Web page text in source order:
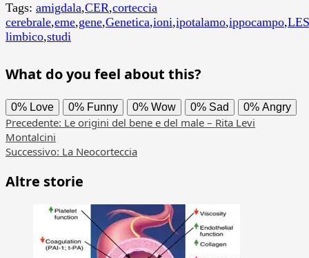
Tags: amigdala,CER,corteccia
cerebrale,eme,gene,Genetica,ioni,ipotalamo,ippocampo,LES
limbico,studi
What do you feel about this?
0% Love 0% Funny 0% Wow 0% Sad 0% Angry
Navigazione
articolo
Precedente: Le origini del bene e del male – Rita Levi
Montalcini
Successivo: La Neocorteccia
Altre storie